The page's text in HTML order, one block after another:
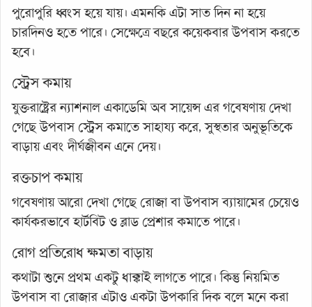
পুরোপুরি ধ্বংস হয়ে যায়। এমনকি এটা সাত দিন না হয়ে
চারদিনও হতে পারে। সেক্ষেত্রে বছরে কয়েকবার উপবাস করতে
হবে।
স্ট্রেস কমায়
যুক্তরাষ্ট্রের ন্যাশনাল একাডেমি অব সায়েন্স এর গবেষণায় দেখা
গেছে উপবাস স্ট্রেস কমাতে সাহায্য করে, সুস্থতার অনুভূতিকে
বাড়ায় এবং দীর্ঘজীবন এনে দেয়।
রক্তচাপ কমায়
গবেষণায় আরো দেখা গেছে রোজা বা উপবাস ব্যায়ামের চেয়েও
কার্যকরভাবে হার্টবিট ও ব্লাড প্রেশার কমাতে পারে।
রোগ প্রতিরোধ ক্ষমতা বাড়ায়
কথাটা শুনে প্রথম একটু ধাক্কাই লাগতে পারে। কিন্তু নিয়মিত
উপবাস বা রোজার এটাও একটা উপকারি দিক বলে মনে করা